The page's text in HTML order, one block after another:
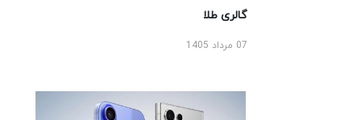
گالری طلا
07 مرداد 1405